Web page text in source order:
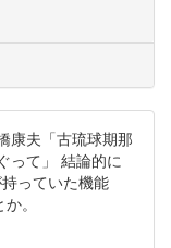
康夫「古琉球期那
って」 結論的に
っていた機能
。